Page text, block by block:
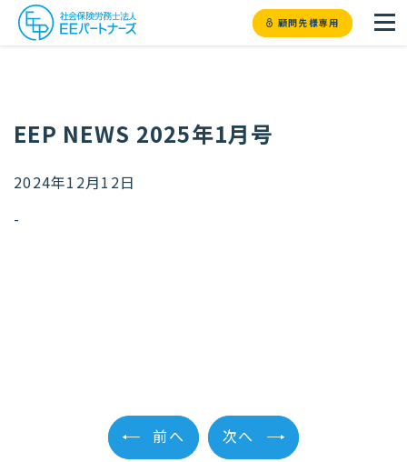
顧問先様専用
EEP NEWS 2025年1月号
2024年12月12日
-
前へ 次へ